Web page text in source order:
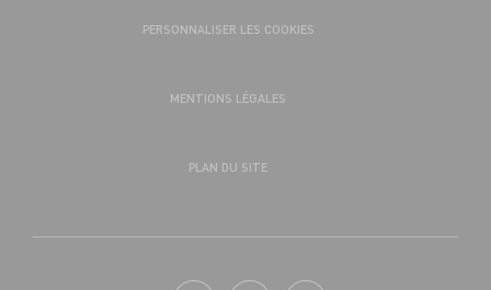
PERSONNALISER LES COOKIES
MENTIONS LÉGALES
PLAN DU SITE